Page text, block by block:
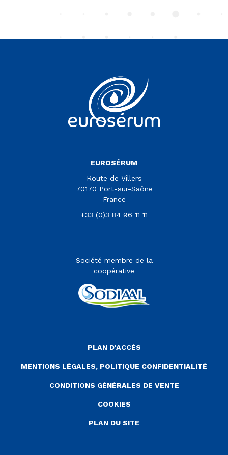
Vous êtes sur le site Euroserum
EUROSÉRUM
Route de Villers
70170 Port-sur-Saône
France
+33 (0)3 84 96 11 11
Société membre de la
coopérative
PLAN D'ACCÈS
MENTIONS LÉGALES, POLITIQUE CONFIDENTIALITÉ
CONDITIONS GÉNÉRALES DE VENTE
COOKIES
PLAN DU SITE